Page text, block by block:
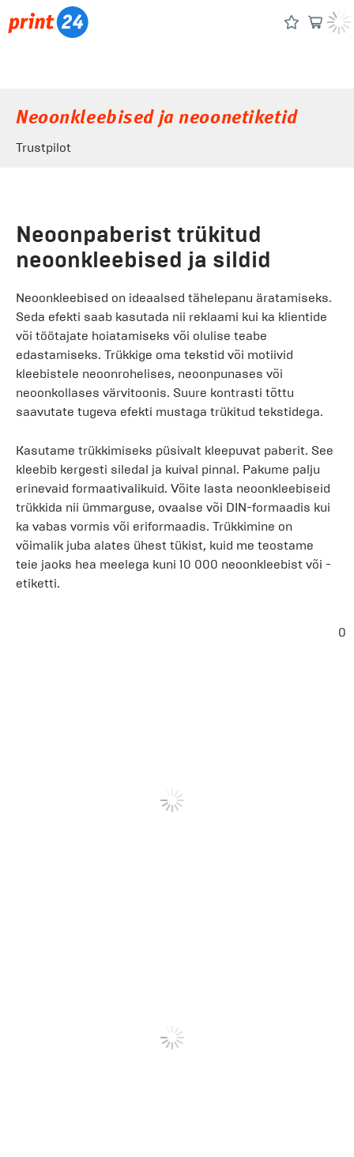
Neoonkleebised ja neoonetiketid
Trustpilot
Neoonpaberist trükitud
neoonkleebised ja sildid
Neoonkleebised on ideaalsed tähelepanu äratamiseks.
Seda efekti saab kasutada nii reklaami kui ka klientide
või töötajate hoiatamiseks või olulise teabe
edastamiseks. Trükkige oma tekstid või motiivid
kleebistele neoonrohelises, neoonpunases või
neoonkollases värvitoonis. Suure kontrasti tõttu
saavutate tugeva efekti mustaga trükitud tekstidega.
Kasutame trükkimiseks püsivalt kleepuvat paberit. See
kleebib kergesti siledal ja kuival pinnal. Pakume palju
erinevaid formaativalikuid. Võite lasta neoonkleebiseid
trükkida nii ümmarguse, ovaalse või DIN-formaadis kui
ka vabas vormis või eriformaadis. Trükkimine on
võimalik juba alates ühest tükist, kuid me teostame
teie jaoks hea meelega kuni 10 000 neoonkleebist või -
etiketti.
0